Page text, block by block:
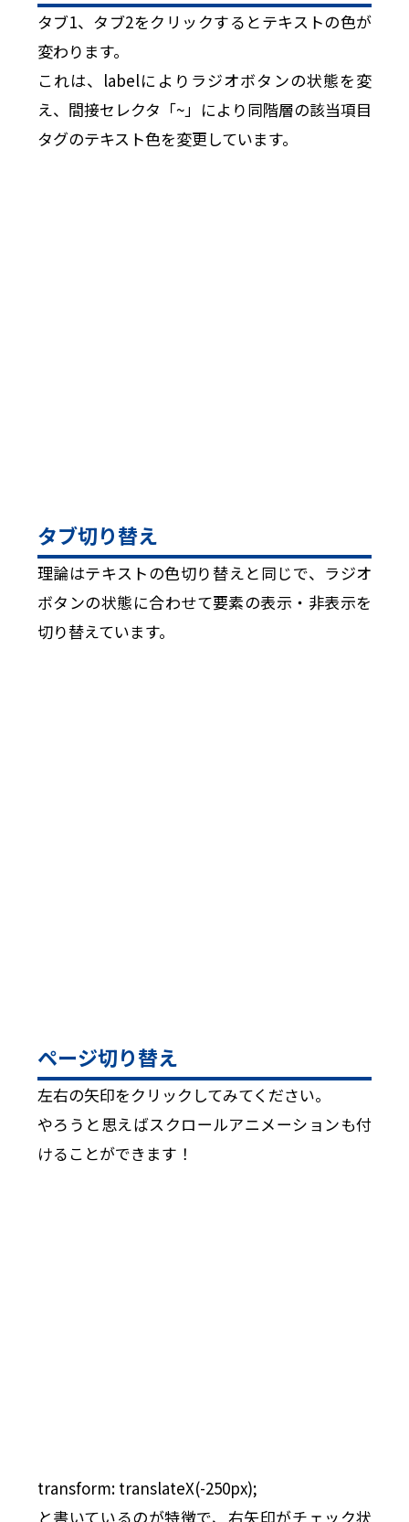
タブ1、タブ2をクリックするとテキストの色が
変わります。
これは、labelによりラジオボタンの状態を変
え、間接セレクタ「~」により同階層の該当項目
タグのテキスト色を変更しています。
タブ切り替え
理論はテキストの色切り替えと同じで、ラジオ
ボタンの状態に合わせて要素の表示・非表示を
切り替えています。
ページ切り替え
左右の矢印をクリックしてみてください。
やろうと思えばスクロールアニメーションも付
けることができます！
transform: translateX(-250px);
と書いているのが特徴で、右矢印がチェック状